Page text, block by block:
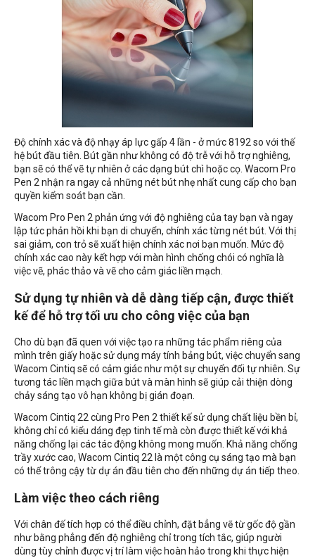
Độ chính xác và độ nhạy áp lực gấp 4 lần - ở mức 8192 so với thế
hệ bút đầu tiên. Bút gần như không có độ trễ với hỗ trợ nghiêng,
bạn sẽ có thể vẽ tự nhiên ở các dạng bút chì hoặc cọ. Wacom Pro
Pen 2 nhận ra ngay cả những nét bút nhẹ nhất cung cấp cho bạn
quyền kiểm soát bạn cần.
Wacom Pro Pen 2 phản ứng với độ nghiêng của tay bạn và ngay
lập tức phản hồi khi bạn di chuyển, chính xác từng nét bút. Với thị
sai giảm, con trỏ sẽ xuất hiện chính xác nơi bạn muốn. Mức độ
chính xác cao này kết hợp với màn hình chống chói có nghĩa là
việc vẽ, phác thảo và vẽ cho cảm giác liền mạch.
Sử dụng tự nhiên và dễ dàng tiếp cận, được thiết
kế để hỗ trợ tối ưu cho công việc của bạn
Cho dù bạn đã quen với việc tạo ra những tác phẩm riêng của
mình trên giấy hoặc sử dụng máy tính bảng bút, việc chuyển sang
Wacom Cintiq sẽ có cảm giác như một sự chuyển đổi tự nhiên. Sự
tương tác liền mạch giữa bút và màn hình sẽ giúp cải thiện dòng
chảy sáng tạo vô hạn không bị gián đoạn.
Wacom Cintiq 22 cùng Pro Pen 2 thiết kế sử dụng chất liệu bền bỉ,
không chỉ có kiểu dáng đẹp tinh tế mà còn được thiết kế với khả
năng chống lại các tác động không mong muốn. Khả năng chống
trầy xước cao, Wacom Cintiq 22 là một công cụ sáng tạo mà bạn
có thể trông cậy từ dự án đầu tiên cho đến những dự án tiếp theo.
Làm việc theo cách riêng
Với chân đế tích hợp có thể điều chỉnh, đặt bẳng vẽ từ gốc độ gần
như bằng phẳng đến độ nghiêng chỉ trong tích tắc, giúp người
dùng tùy chỉnh được vị trí làm việc hoàn hảo trong khi thực hiện